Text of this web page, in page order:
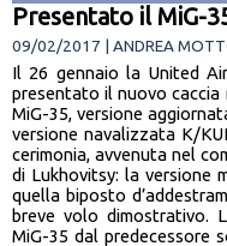
Presentato il MiG-
09/02/2017 | ANDREA
Il 26 gennaio la United
presentato il nuovo caccia
MiG-35, versione
versione navalizzata K/
cerimonia, avvenuta nel
di Lukhovitsy: la versione
quella biposto
breve volo dimostrativo.
MiG-35 dal predecessore